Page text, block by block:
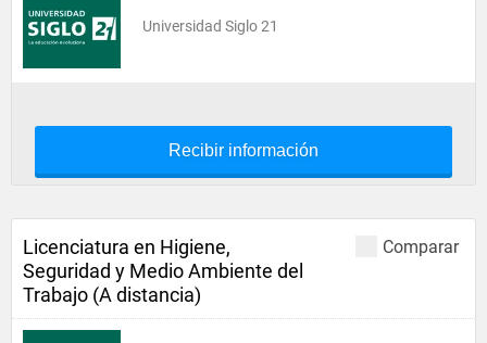
Universidad Siglo 21
Recibir información
Comparar
Licenciatura en Higiene,
Seguridad y Medio Ambiente del
Trabajo (A distancia)